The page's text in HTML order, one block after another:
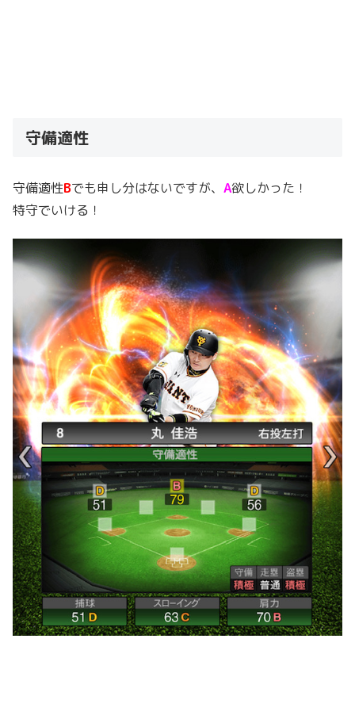
守備適性
守備適性Bでも申し分はないですが、 A欲しかった！
特守でいける！